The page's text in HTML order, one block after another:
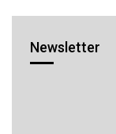
Newsletter